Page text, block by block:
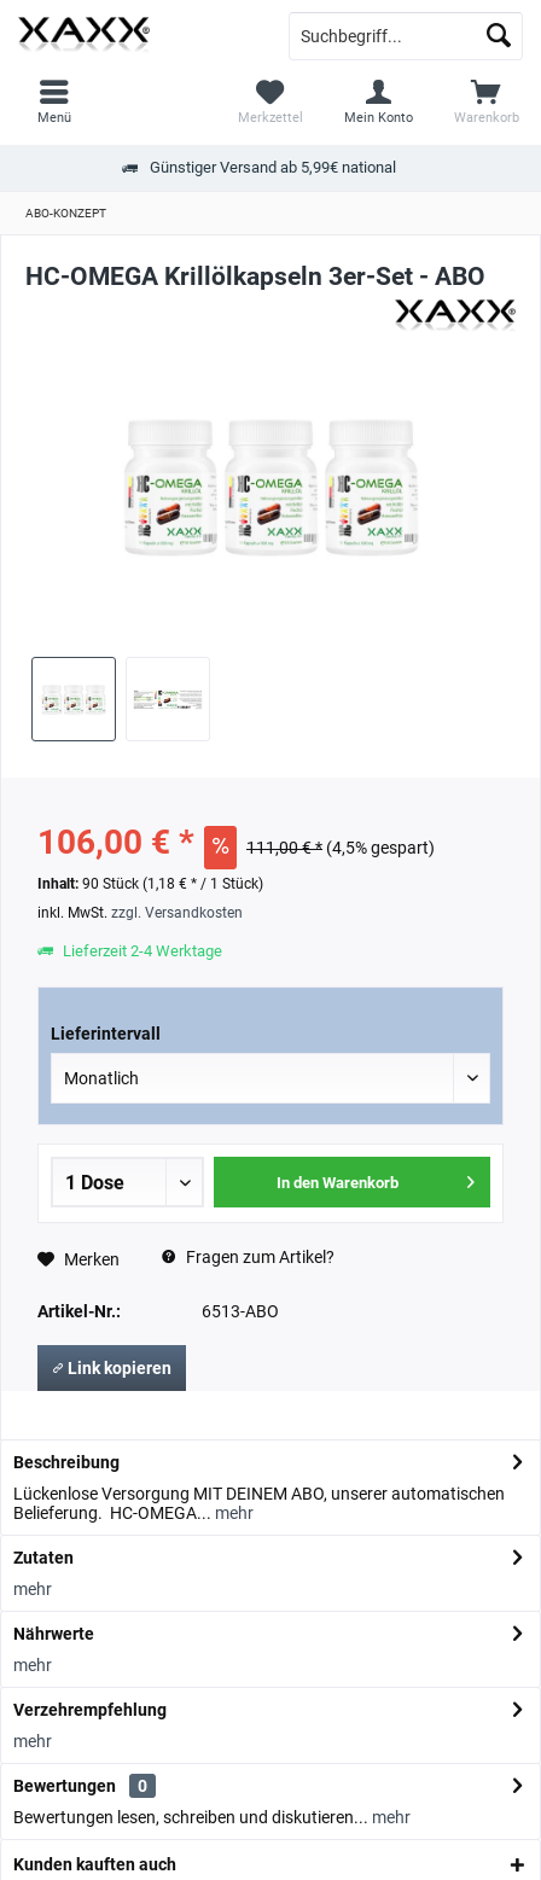
Günstiger Versand ab 5,99€ national
Warenkorb
Merkzettel Mein Konto
Menü
ABO-KONZEPT
HC-OMEGA Krillölkapseln 3er-Set - ABO
106,00 € * 111,00 € * (4,5% gespart)
Inhalt: 90 Stück (1,18 € * / 1 Stück)
inkl. MwSt. zzgl. Versandkosten
Lieferzeit 2-4 Werktage
Lieferintervall
In den Warenkorb
Merken Fragen zum Artikel?
Artikel-Nr.: 6513-ABO
Link kopieren
Beschreibung
Lückenlose Versorgung MIT DEINEM ABO, unserer automatischen
Belieferung. HC-OMEGA... mehr
Zutaten
mehr
Nährwerte
mehr
Verzehrempfehlung
mehr
Bewertungen
0
Bewertungen lesen, schreiben und diskutieren... mehr
Kunden kauften auch